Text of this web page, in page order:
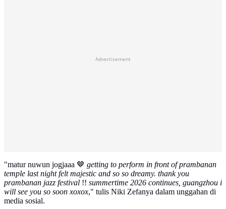
Advertisement
"matur nuwun jogjaaa 🤎 getting to perform in front of prambanan
temple last night felt majestic and so so dreamy. thank you
prambanan jazz festival !! summertime 2026 continues, guangzhou i
will see you so soon xoxox," tulis Niki Zefanya dalam unggahan di
media sosial.